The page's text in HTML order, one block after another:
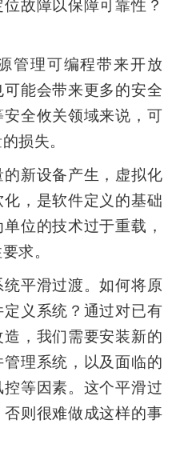
故障以保障可靠性？
管理可编程带来开放
能会带来更多的安全
全攸关领域来说，可
损失。
新设备产生，虚拟化
，是软件定义的基础
位的技术过于重载，
求。
平滑过渡。如何将原
义系统？通过对已有
，我们需要安装新的
理系统，以及面临的
等因素。这个平滑过
则很难做成这样的事